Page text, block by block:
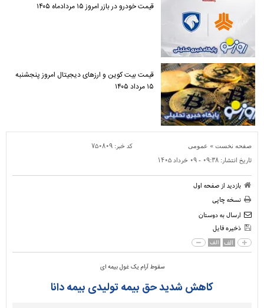
قیمت خودرو در بازر امروز ۱۵ مردادماه ۱۴۰۵
قیمت بیت کوین و ارز‌های دیجیتال امروز پنجشنبه
۱۵ مرداد ۱۴۰۵
صفحه نخست » عمومی کد خبر: ۷۵۰۸۰۹
تاریخ انتشار: ۰۹:۳۸ - ۰۹ خرداد ۱۴۰۵
بازدید از صفحه اول
نسخه چاپی
ارسال به دوستان
ذخیره فایل
الف الف
سقوط آرام یک غول بیمه ای
کاهش شدید حق بیمه تولیدی بیمه دانا